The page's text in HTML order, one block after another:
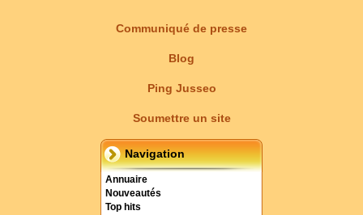
Communiqué de presse
Blog
Ping Jusseo
Soumettre un site
Navigation
Annuaire
Nouveautés
Top hits